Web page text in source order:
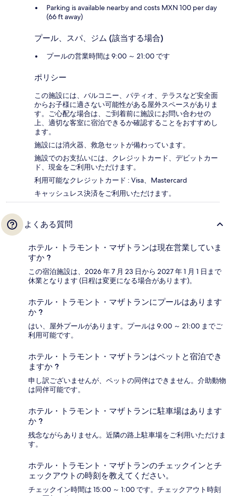
Parking is available nearby and costs MXN 100 per day
(66 ft away)
プール、スパ、ジム (該当する場合)
プールの営業時間は 9:00 ～ 21:00 です
ポリシー
この施設には、バルコニー、パティオ、テラスなど安全面
からお子様に適さない可能性がある屋外スペースがありま
す。ご心配な場合は、ご到着前に施設にお問い合わせの
上、適切な客室に宿泊できるか確認することをおすすめし
ます。
施設には消火器、救急セットが備わっています。
施設でのお支払いには、クレジットカード、デビットカー
ド、現金をご利用いただけます。
利用可能なクレジットカード : Visa、Mastercard
キャッシュレス決済をご利用いただけます。
よくある質問
ホテル・トラモント・マザトランは現在営業していま
すか ?
この宿泊施設は、2026 年 7 月 23 日から 2027 年 1 月 1 日まで
休業となります (日程は変更になる場合があります)。
ホテル・トラモント・マザトランにプールはあります
か ?
はい、屋外プールがあります。プールは 9:00 ～ 21:00 までご
利用可能です。
ホテル・トラモント・マザトランはペットと宿泊でき
ますか ?
申し訳ございませんが、ペットの同伴はできません。介助動物
は同伴可能です。
ホテル・トラモント・マザトランに駐車場はあります
か ?
残念ながらありません。近隣の路上駐車場をご利用いただけま
す。
ホテル・トラモント・マザトランのチェックインとチ
ェックアウトの時刻を教えてください。
チェックイン時間は 15:00 ～ 1:00 です。チェックアウト時刻